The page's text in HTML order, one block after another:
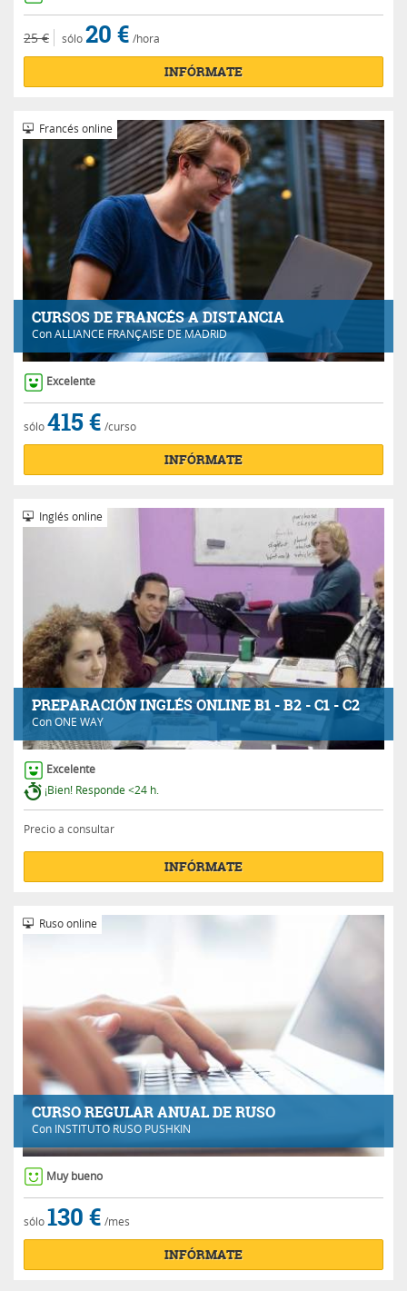
25 € sólo20 € /hora
INFÓRMATE
CURSOS DE FRANCÉS A DISTANCIA
ConALLIANCE FRANÇAISE DE MADRID
Francés online
Excelente
sólo415 € /curso
INFÓRMATE
PREPARACIÓN INGLÉS ONLINE B1 - B2 - C1 - C2
ConONE WAY
Inglés online
Excelente
¡Bien! Responde <24 h.
Precio a consultar
INFÓRMATE
CURSO REGULAR ANUAL DE RUSO
Con INSTITUTO RUSO PUSHKIN
Ruso online
Muy bueno
sólo130 € /mes
INFÓRMATE